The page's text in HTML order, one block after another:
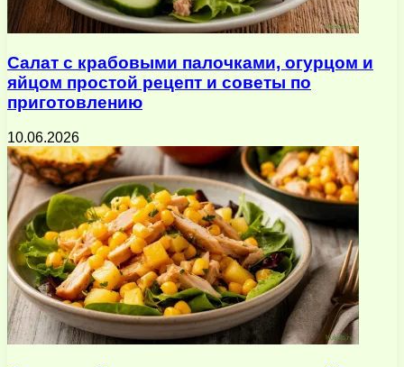
Салат с крабовыми палочками, огурцом и
яйцом простой рецепт и советы по
приготовлению
10.06.2026